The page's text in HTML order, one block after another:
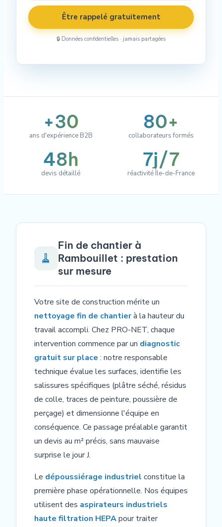
Être rappelé gratuitement
🔒 Données confidentielles · jamais partagées
+30
ans d'expérience B2B
80+
collaborateurs formés
48h
devis détaillé
7j/7
réactivité Île-de-France
🧹
Fin de chantier à
Rambouillet : prestation
sur mesure
Votre site de construction mérite un
nettoyage fin de chantierà la hauteur du
travail accompli. Chez PRO-NET, chaque
intervention commence par un diagnostic
gratuit sur place : notre responsable
technique évalue les surfaces, identifie les
salissures spécifiques (plâtre séché, résidus
de colle, traces de peinture, poussière de
perçage) et dimensionne l'équipe en
conséquence. Ce passage préalable garantit
un devis au m² précis, sans mauvaise
surprise le jour J.
Le dépoussiérage industriel constitue la
première phase opérationnelle. Nos équipes
utilisent des aspirateurs industriels
haute filtration HEPApour traiter